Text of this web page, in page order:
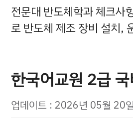
전문대 반도체학과 체크사
로 반도체 제조 장비 설치,
한국어교원 2급
업데이트 : 2026년 05월 20일